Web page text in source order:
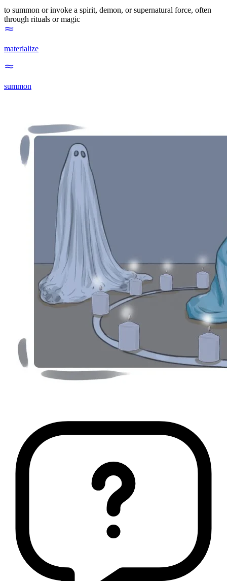
to summon or invoke a spirit, demon, or supernatural force, often
through rituals or magic
materialize
summon